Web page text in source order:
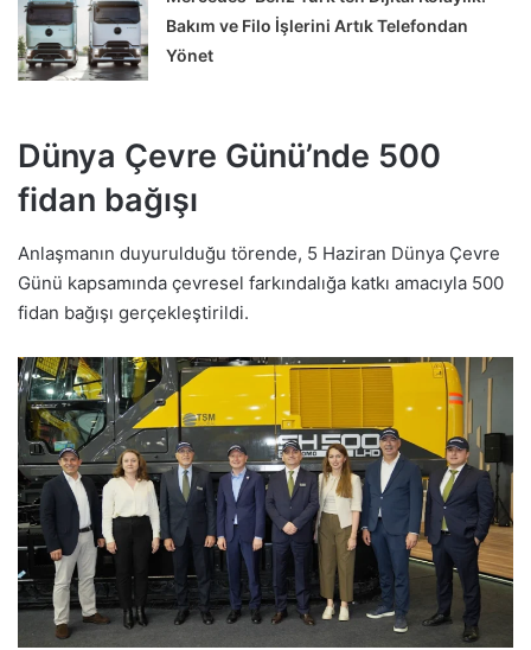
Bakım ve Filo İşlerini Artık Telefondan
Yönet
Dünya Çevre Günü’nde 500
fidan bağışı
Anlaşmanın duyurulduğu törende, 5 Haziran Dünya Çevre
Günü kapsamında çevresel farkındalığa katkı amacıyla 500
fidan bağışı gerçekleştirildi.